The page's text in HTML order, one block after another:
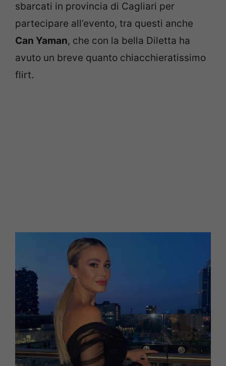
sbarcati in provincia di Cagliari per
partecipare all’evento, tra questi anche
Can Yaman, che con la bella Diletta ha
avuto un breve quanto chiacchieratissimo
flirt.